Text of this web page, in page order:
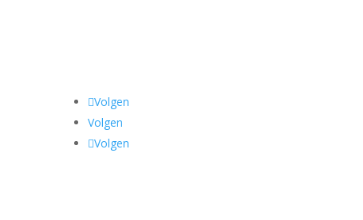
Volgen
Volgen
Volgen